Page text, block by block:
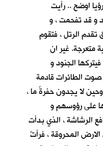
اوضح .. رأيت
و قد تفحمت ، و
تقدم الرتل ، فتقوم
متعرجة. غير ان
الجنود و
الطائرات قادمة
لا يجدون حفرةً ما ،
على رؤوسهم و
الرشاشة ، الذي بدأت
المحروقة ، فرأتْ